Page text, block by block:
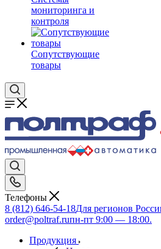
мониторинга и
контроля
Сопутствующие
товары
Телефоны
8 (812) 646-54-18Для регионов
order@poltraf.ruпн-пт 9:00 — 18:00.
Продукция